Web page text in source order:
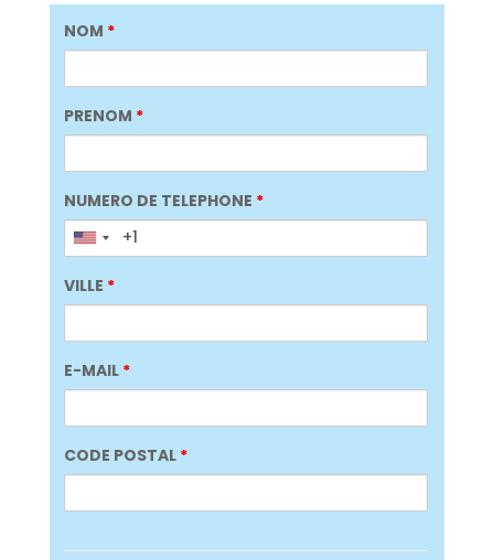
NOM *
PRENOM *
NUMERO DE TELEPHONE *
VILLE *
E-MAIL *
CODE POSTAL *